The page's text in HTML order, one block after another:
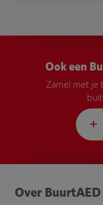
Ook een
Zamel met je
Over BuurtAED